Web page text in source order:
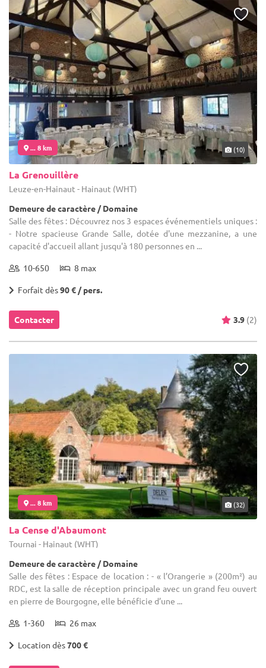
... 8 km (10)
La Grenouillère
Leuze-en-Hainaut - Hainaut (WHT)
Demeure de caractère / Domaine
Salle des fêtes : Découvrez nos 3 espaces événementiels uniques :
- Notre spacieuse Grande Salle, dotée d'une mezzanine, a une
capacité d'accueil allant jusqu'à 180 personnes en ...
10-650 8 max
Forfait dès90 € / pers.
Contacter 3.9 (2)
... 8 km (32)
La Cense d'Abaumont
Tournai - Hainaut (WHT)
Demeure de caractère / Domaine
Salle des fêtes : Espace de location : - « l’Orangerie » (200m²) au
RDC, est la salle de réception principale avec un grand feu ouvert
en pierre de Bourgogne, elle bénéficie d’une ...
1-360 26 max
Location dès700 €